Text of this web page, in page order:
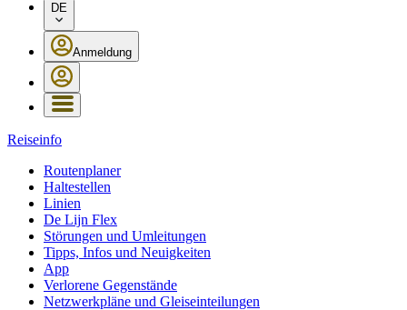
DE
Anmeldung
Reiseinfo
Routenplaner
Haltestellen
Linien
De Lijn Flex
Störungen und Umleitungen
Tipps, Infos und Neuigkeiten
App
Verlorene Gegenstände
Netzwerkpläne und Gleiseinteilungen